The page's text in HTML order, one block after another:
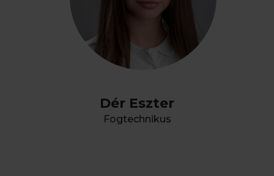
Dér Eszter
Fogtechnikus